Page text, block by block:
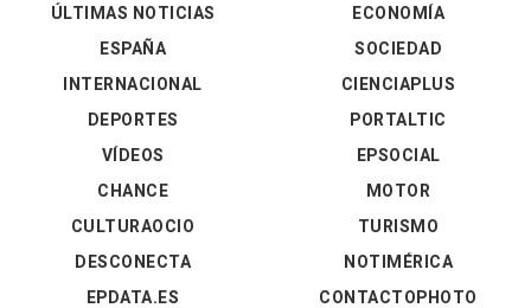
ÚLTIMAS NOTICIAS
ESPAÑA
INTERNACIONAL
DEPORTES
VÍDEOS
ECONOMÍA
SOCIEDAD
CIENCIAPLUS
PORTALTIC
EPSOCIAL
CHANCE
CULTURAOCIO
DESCONECTA
EPDATA.ES
MOTOR
TURISMO
NOTIMÉRICA
CONTACTOPHOTO